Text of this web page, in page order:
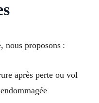
nous proposons :
après perte ou vol